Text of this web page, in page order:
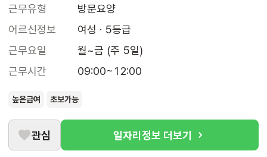
근무유형
방문요양
어르신정보
여성 · 5등급
근무요일
월~금 (주 5일)
근무시간
09:00~12:00
높은급여 초보가능
관심 일자리정보 더보기